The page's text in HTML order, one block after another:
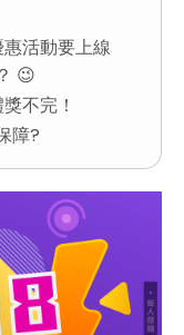
活動要上線
😉
不完！
障?